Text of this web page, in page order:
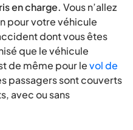
en charge. Vous n’allez
pour votre véhicule
dont vous êtes
que le véhicule
de même pour levol de
passagers sont couverts
avec ou sans